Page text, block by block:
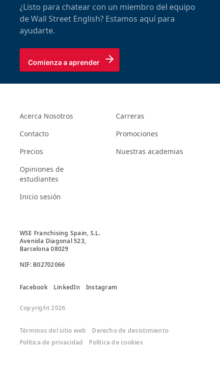
¿Listo para chatear con un miembro del equipo
de Wall Street English? Estamos aquí para
ayudarte.
Comienza a aprender
Acerca Nosotros
Contacto
Precios
Opiniones de
estudiantes
Inicio sesión
Carreras
Promociones
Nuestras academias
WSE Franchising Spain, S.L.
Avenida Diagonal 523,
Barcelona 08029
Facebook LinkedIn Instagram
Copyright 2026
Términos del sitio web
Derecho de desistimiento
Política de privacidad
Política de cookies